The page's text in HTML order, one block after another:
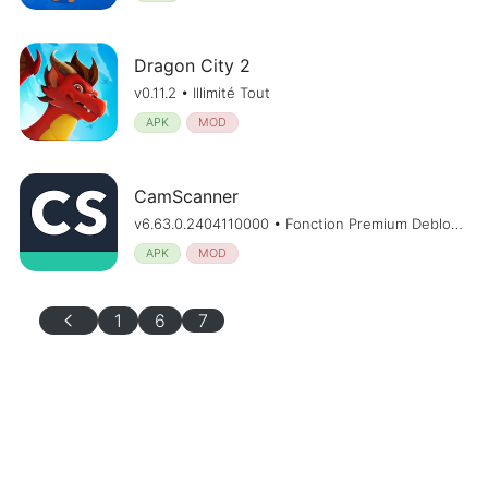
Dragon City 2
v0.11.2 • Illimité Tout
APK MOD
CamScanner
v6.63.0.2404110000 • Fonction Premium Debloque
APK MOD
chevron_left 1 6 7